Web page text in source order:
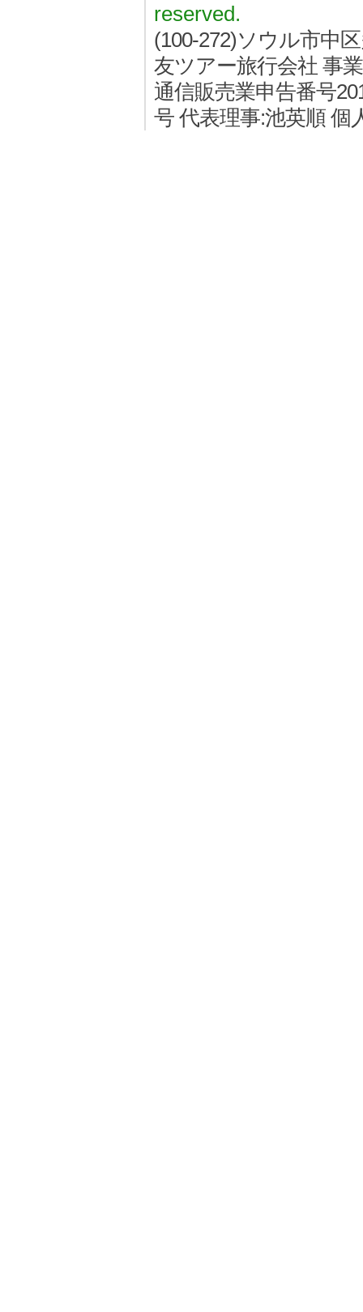
reserved.
(100-272)ソウル市中
友ツアー旅行会社 事
通信販売業申告番号
号 代表理事:池英順 個